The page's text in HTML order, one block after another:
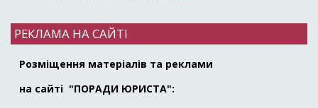
РЕКЛАМА НА САЙТІ
Розміщення матеріалів та реклами
на сайті "ПОРАДИ ЮРИСТА":